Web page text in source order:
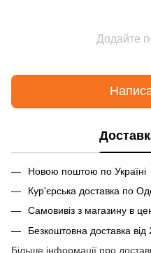
Додайте
Новою поштою по Україні
Кур'єрська доставка по
Самовивіз з магазину в
Безкоштовна доставка від
Більше інформації про